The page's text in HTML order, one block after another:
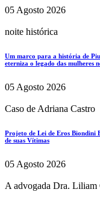
05 Agosto 2026
noite histórica
Um marco para a história de
eterniza o legado das mulheres
05 Agosto 2026
Caso de Adriana Castro
Projeto de Lei de Eros Biondini
de suas Vítimas
05 Agosto 2026
A advogada Dra. Liliam